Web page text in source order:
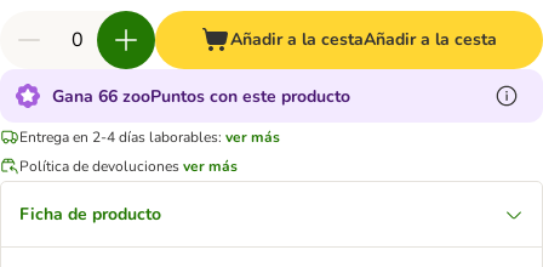
Añadir a la cestaAñadir a la cesta
Gana 66 zooPuntos con este producto
Entrega en 2-4 días laborables: ver más
Política de devolucionesver más
Ficha de producto